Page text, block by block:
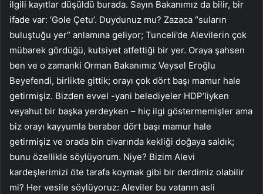
ilgili kayıtlar düşüldü burada. Sayın Bakanımız da bilir, bir
ifade var: ‘Gole Çetu’. Duydunuz mu? Zazaca “suların
buluştuğu yer” anlamına geliyor; Tunceli’de Alevilerin çok
mübarek gördüğü, kutsiyet atfettiği bir yer. Oraya şahsen
ben ve o zamanki Orman Bakanımız Veysel Eroğlu
Beyefendi, birlikte gittik; orayı çok dört başı mamur hale
getirmişiz. Bizden evvel -yani belediyeler HDP’liyken
veyahut bir başka yerdeyken – hiç ilgi göstermemişler ama
biz orayı kayyumla beraber dört başı mamur hale
getirmişiz ve orada bin civarında kekliği doğaya saldık;
bunu özellikle söylüyorum. Niye? Bizim Alevi
kardeşlerimizi öte tarafa koymak gibi bir derdimiz olabilir
mi? Her vesile söylüyoruz: Aleviler bu vatanın asli